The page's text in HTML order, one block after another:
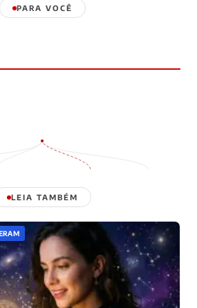
PARA VOCÊ
LEIA TAMBÉM